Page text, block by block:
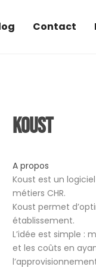
Contact
Koust
A propos
Koust est un
métiers CHR.
Koust permet
établissement.
L’idée est simple :
et les coûts en